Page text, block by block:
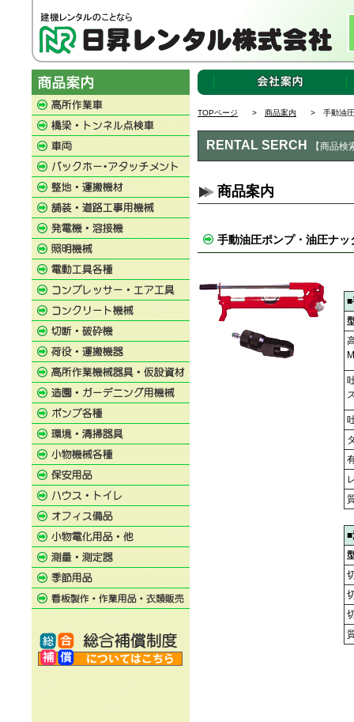
TOPページ > 商品案内 > 手動油圧
RENTAL SERCH 【商品検
商品案内
手動油圧ポンプ・油圧ナッ
■
■